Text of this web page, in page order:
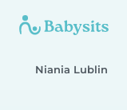
Niania Lublin